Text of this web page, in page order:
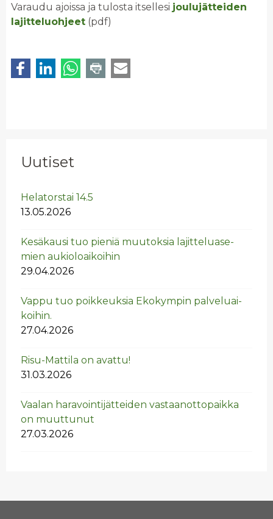
Uutiset
He­la­tors­tai 14.5
13.05.2026
Ke­sä­kausi tuo pie­niä muu­tok­sia la­jit­te­lua­se­
mien au­kio­loai­koi­hin
29.04.2026
Vappu tuo poik­keuk­sia Eko­kym­pin pal­ve­luai­
koi­hin.
27.04.2026
Risu-Mat­ti­la on avat­tu!
31.03.2026
Vaa­lan ha­ra­voin­ti­jät­tei­den vas­taan­ot­to­paik­ka
on muut­tu­nut
27.03.2026
Varaudu ajoissa ja tulosta itsellesi joulujätteiden
lajitteluohjeet (pdf)